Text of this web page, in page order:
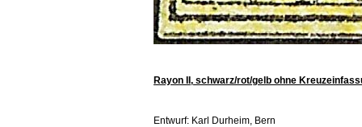
Rayon II, schwarz/rot/gelb ohne
Entwurf: Karl Durheim, Bern